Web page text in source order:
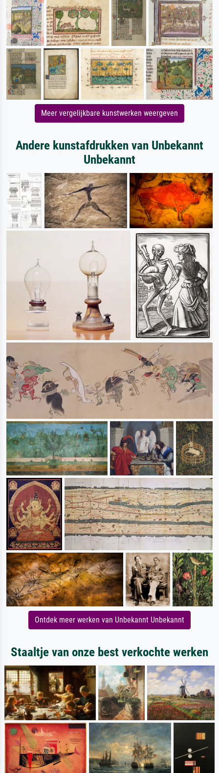
Meer vergelijkbare kunstwerken weergeven
Andere kunstafdrukken van Unbekannt
Unbekannt
Ontdek meer werken van Unbekannt Unbekannt
Staaltje van onze best verkochte werken